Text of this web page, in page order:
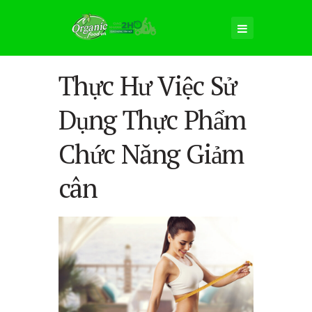
Thực Hư Việc Sử
Dụng Thực Phẩm
Chức Năng Giảm
cân